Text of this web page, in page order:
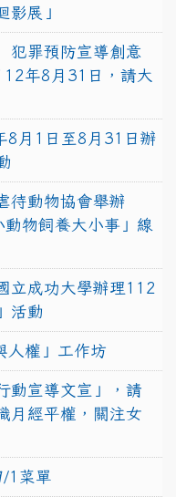
影展」
犯罪預防宣導創意
年8月31日，請大
8月1日至8月31日辦
待動物協會舉辦
動物飼養大小事」線
立成功大學辦理112
活動
人權」工作坊
動宣導文宣」，請
月經平權，關注女
1菜單